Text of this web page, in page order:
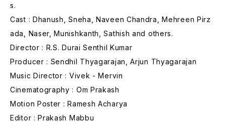
s.
Cast : Dhanush, Sneha, Naveen Chandra, Mehreen Pirz
ada, Naser, Munishkanth, Sathish and others.
Director : R.S. Durai Senthil Kumar
Producer : Sendhil Thyagarajan, Arjun Thyagarajan
Music Director : Vivek - Mervin
Cinematography : Om Prakash
Motion Poster : Ramesh Acharya
Editor : Prakash Mabbu